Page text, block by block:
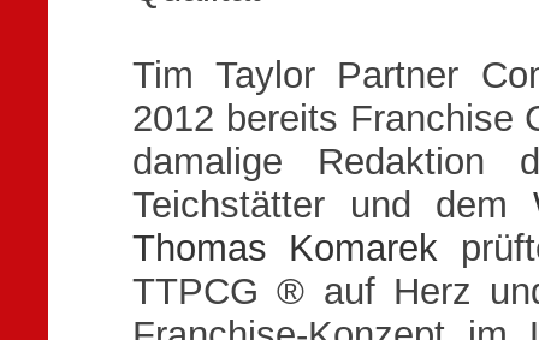
Tim Taylor Partner
2012 bereits Franchise
damalige Redaktion
Teichstätter und dem
Thomas Komarek
TTPCG ® auf Herz